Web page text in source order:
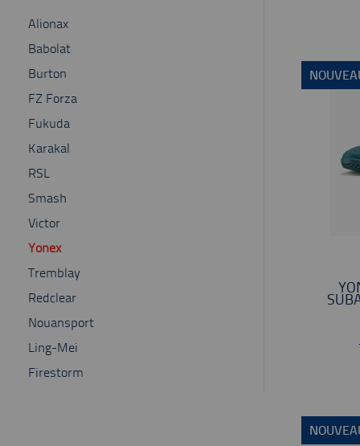
Alionax
Babolat
Burton
FZ Forza
Fukuda
Karakal
RSL
Smash
Victor
Yonex
Tremblay
Redclear
Nouansport
Ling-Mei
Firestorm